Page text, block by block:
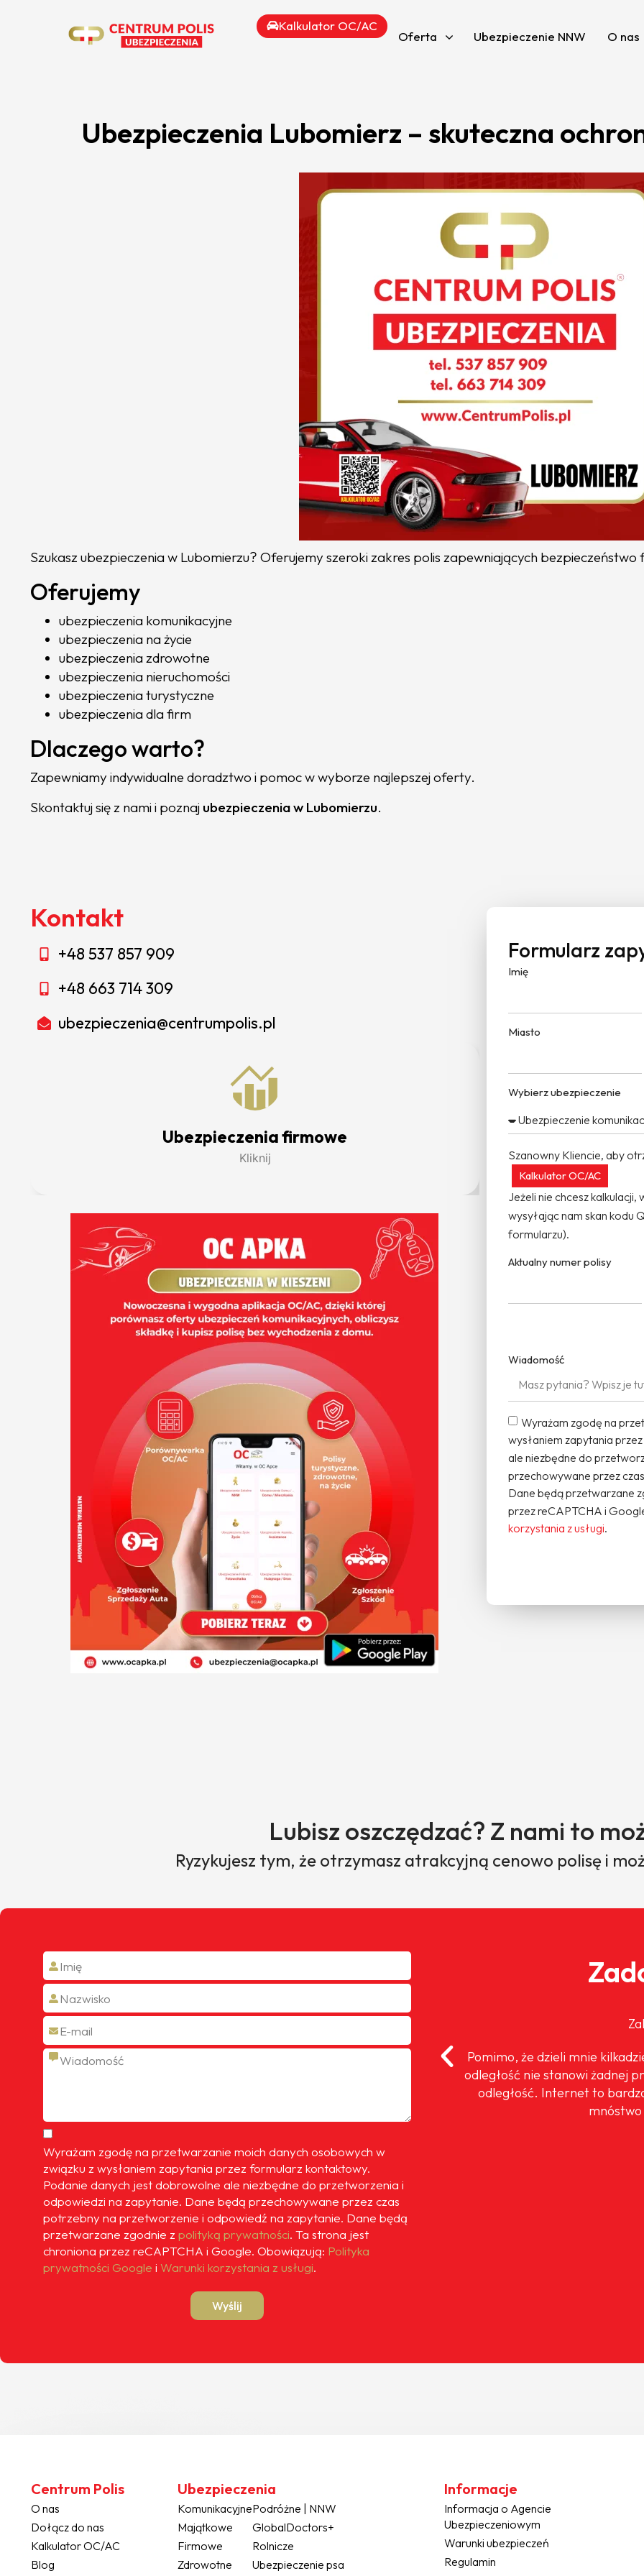
Kalkulator OC/AC
Oferta Ubezpieczenie NNW O nas
Ubezpieczenia Lubomierz – skuteczna
Szukasz ubezpieczenia w Lubomierzu? Oferujemy szeroki zakres polis zapewniających bezpieczeństwo
Oferujemy
ubezpieczenia komunikacyjne
ubezpieczenia na życie
ubezpieczenia zdrowotne
ubezpieczenia nieruchomości
ubezpieczenia turystyczne
ubezpieczenia dla firm
Dlaczego warto?
Zapewniamy indywidualne doradztwo i pomoc w wyborze najlepszej oferty.
Skontaktuj się z nami i poznaj ubezpieczenia w Lubomierzu.
Kontakt
+48 537 857 909
+48 663 714 309
ubezpieczenia@centrumpolis.pl
Ubezpieczenia firmowe
Kliknij
Formularz
Imię
Miasto
Wybierz ubezpieczenie
Szanowny Kliencie, aby
Kalkulator OC/AC
Jeżeli nie chcesz
wysyłając nam skan kodu
formularzu).
Aktualny numer polisy
Wiadomość
Wyrażam zgodę na
wysłaniem zapytania
ale niezbędne do
przechowywane przez
Dane będą przetwarzane
przez reCAPTCHA i
korzystania z usługi.
Lubisz oszczędzać? Z nami to
Ryzykujesz tym, że otrzymasz atrakcyjną cenowo polisę i
Wyrażam zgodę na przetwarzanie moich danych osobowych w
związku z wysłaniem zapytania przez formularz kontaktowy.
Podanie danych jest dobrowolne ale niezbędne do przetworzenia i
odpowiedzi na zapytanie. Dane będą przechowywane przez czas
potrzebny na przetworzenie i odpowiedź na zapytanie. Dane będą
przetwarzane zgodnie z polityką prywatności. Ta strona jest
chroniona przez reCAPTCHA i Google. Obowiązują: Polityka
prywatności Google i Warunki korzystania z usługi.
Wyślij
służbowym samochodem, jestem często w trasie toteż cieszę się,
Pomimo, że dzieli mnie
odległość nie stanowi żadnej
odległość. Internet to
Centrum Polis
O nas
Dołącz do nas
Kalkulator OC/AC
Blog
Ubezpieczenia
Komunikacyjne
Majątkowe
Firmowe
Zdrowotne
Podróżne | NNW
GlobalDoctors+
Rolnicze
Ubezpieczenie psa
Informacje
Informacja o Agencie
Ubezpieczeniowym
Warunki ubezpieczeń
Regulamin